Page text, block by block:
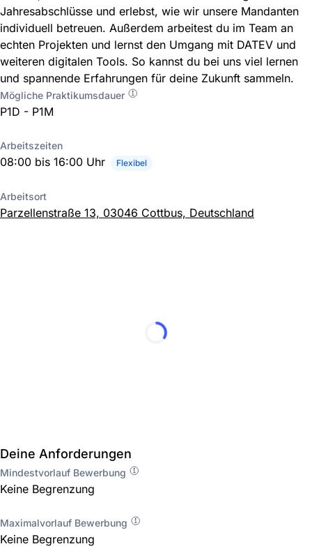
Jahresabschlüsse und erlebst, wie wir unsere Mandanten
individuell betreuen. Außerdem arbeitest du im Team an
echten Projekten und lernst den Umgang mit DATEV und
weiteren digitalen Tools. So kannst du bei uns viel lernen
und spannende Erfahrungen für deine Zukunft sammeln.
Mögliche Praktikumsdauer
P1D - P1M
Arbeitszeiten
08:00 bis 16:00 Uhr Flexibel
Arbeitsort
Parzellenstraße 13, 03046 Cottbus, Deutschland
Deine Anforderungen
Mindestvorlauf Bewerbung
Keine Begrenzung
Maximalvorlauf Bewerbung
Keine Begrenzung